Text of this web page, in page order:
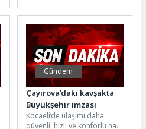
sistem ve toplu ulaşım
araçları 19...
Gündem
Çayırova’daki kavşakta
Büyükşehir imzası
Kocaeli’de ulaşımı daha
güvenli, hızlı ve konforlu hale